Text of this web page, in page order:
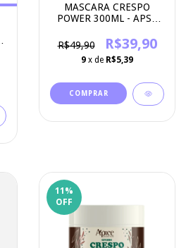
MASCARA CRESPO
POWER 300ML - APSE
R$49,90
R$39,90
9 x de R$5,39
11 %
OFF